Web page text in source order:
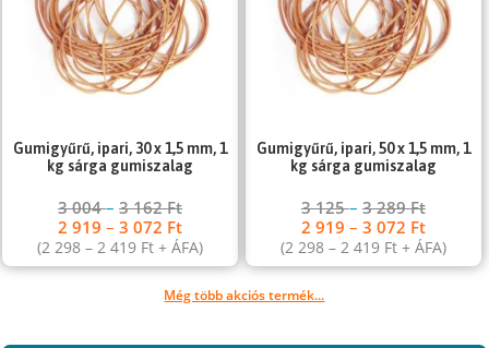
Gumigyűrű, ipari, 30 x 1,5 mm, 1
kg sárga gumiszalag
3 004–3 162Ft
2 919–3 072 Ft
(2 298–2 419 Ft + ÁFA)
Gumigyűrű, ipari, 50 x 1,5 mm, 1
kg sárga gumiszalag
3 125– 3 289Ft
2 919 – 3 072 Ft
(2 298 – 2 419 Ft+ ÁFA)
Még több akciós termék...